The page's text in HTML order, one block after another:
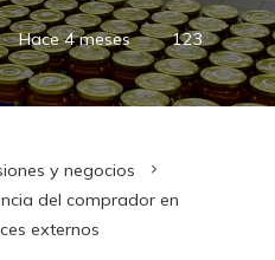
Hace 4 meses 123
y negocios
del comprador en
externos